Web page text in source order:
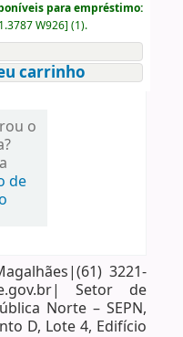
para empréstimo:
W926] (1).
carrinho
o
de
3221-
Setor de
Norte – SEPN,
D, Lote 4, Edifício